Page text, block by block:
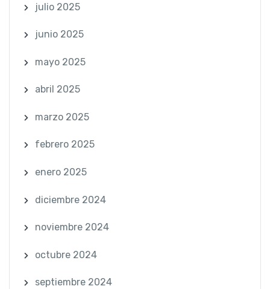
julio 2025
junio 2025
mayo 2025
abril 2025
marzo 2025
febrero 2025
enero 2025
diciembre 2024
noviembre 2024
octubre 2024
septiembre 2024